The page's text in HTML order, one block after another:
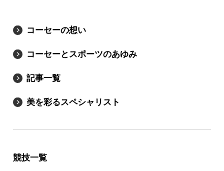
コーセーの想い
コーセーとスポーツのあゆみ
記事一覧
美を彩るスペシャリスト
競技一覧